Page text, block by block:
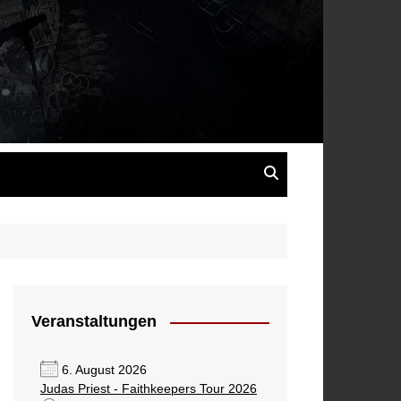
Veranstaltungen
6. August 2026
Judas Priest - Faithkeepers Tour 2026